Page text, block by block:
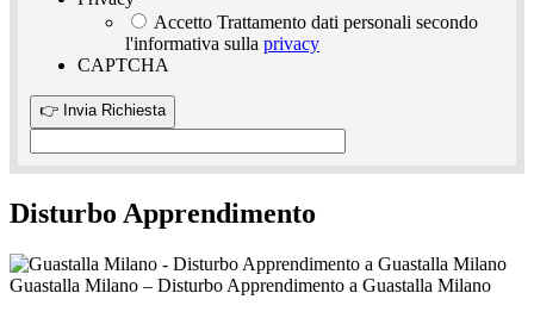
Accetto Trattamento dati personali secondo
l'informativa sulla privacy
CAPTCHA
Disturbo Apprendimento
Guastalla Milano – Disturbo Apprendimento a Guastalla Milano